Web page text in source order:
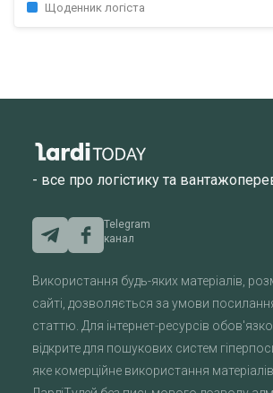
Щоденник логіста
- все про логістику та
Telegram
канал
Використання будь-яких матеріалів,
сайті, дозволяється за умови
статтю. Для інтернет-ресурсів
відкрите для пошукових систем
яке комерційне використання